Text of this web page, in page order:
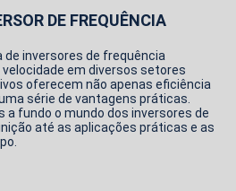
DE FREQUÊNCIA
inversores de frequência
em diversos setores
oferecem não apenas eficiência
série de vantagens práticas.
a fundo o mundo dos inversores de
até as aplicações práticas e as